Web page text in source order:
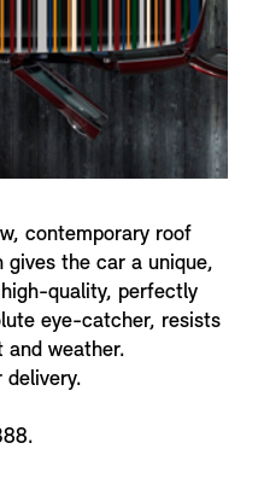
contemporary roof
the car a unique,
quality, perfectly
eye-catcher, resists
and weather.
delivery.